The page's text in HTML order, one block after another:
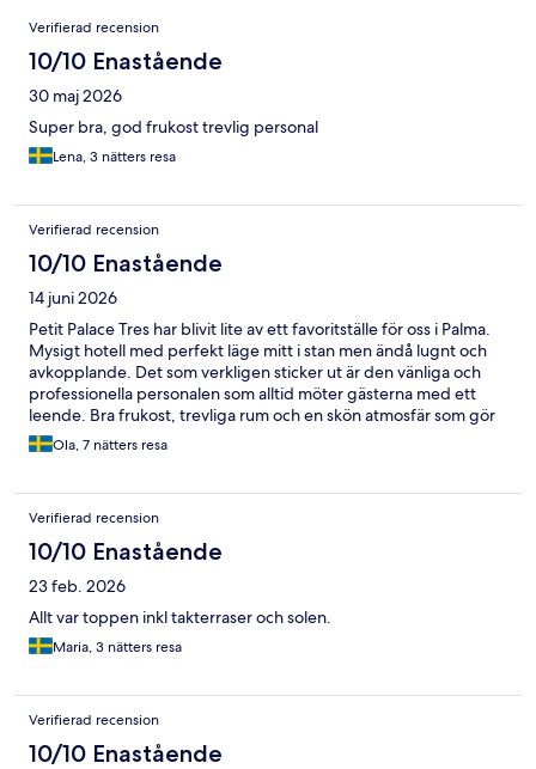
Recensioner
Verifierad recension
10/10 Enastående
30 maj 2026
Super bra, god frukost trevlig personal
Lena, 3 nätters resa
Verifierad recension
10/10 Enastående
14 juni 2026
Petit Palace Tres har blivit lite av ett favoritställe för oss i Palma.
Mysigt hotell med perfekt läge mitt i stan men ändå lugnt och
avkopplande. Det som verkligen sticker ut är den vänliga och
professionella personalen som alltid möter gästerna med ett
leende. Bra frukost, trevliga rum och en skön atmosfär som gör
att man känner sig hemma. Vi har haft en mycket fin vecka här
och återkommer gärna.
Ola, 7 nätters resa
Verifierad recension
10/10 Enastående
23 feb. 2026
Allt var toppen inkl takterraser och solen.
Maria, 3 nätters resa
Verifierad recension
10/10 Enastående